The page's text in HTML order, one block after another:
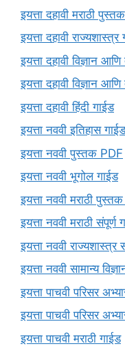
इयत्ता दहावी मराठी
इयत्ता दहावी राज्यशास्त्र
इयत्ता दहावी विज्ञान
इयत्ता दहावी विज्ञान
इयत्ता दहावी हिंदी गाईड
इयत्ता नववी इतिहास गाईड
इयत्ता नववी पुस्तक PDF
इयत्ता नववी भूगोल गाईड
इयत्ता नववी मराठी
इयत्ता नववी मराठी संपूर्ण
इयत्ता नववी राज्यशास्त्र
इयत्ता नववी सामान्य
इयत्ता पाचवी परिसर
इयत्ता पाचवी परिसर
इयत्ता पाचवी मराठी गाईड